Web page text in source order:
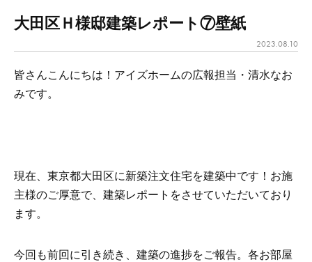
大田区Ｈ様邸建築レポート⑦壁紙
2023.08.10
皆さんこんにちは！アイズホームの広報担当・清水なお
みです。
現在、東京都大田区に新築注文住宅を建築中です！お施
主様のご厚意で、建築レポートをさせていただいており
ます。
今回も前回に引き続き、建築の進捗をご報告。各お部屋